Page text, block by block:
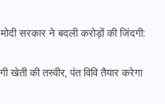
सरकार ने बदली करोड़ों की जिंदगी:
खेती की तस्वीर, पंत विवि तैयार करेगा